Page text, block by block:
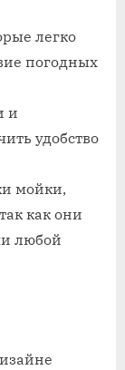
фото
легко
погодных
и
удобство
мойки,
как они
любой